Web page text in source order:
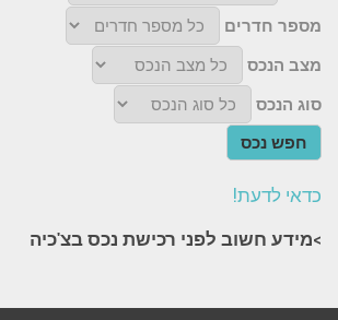
מספר חדרים
מצב הנכס
סוג הנכס
חפש נכס
כדאי לדעת!
>מידע חשוב לפני רכישת נכס בצ'כיה​